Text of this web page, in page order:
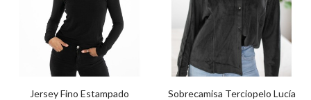
Jersey Fino Estampado
Sobrecamisa Terciopelo Lucía